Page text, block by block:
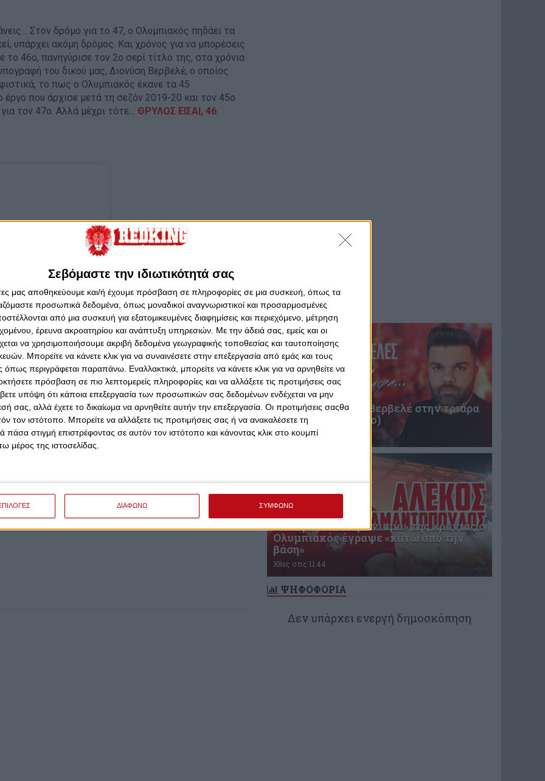
Σεβόμαστε την ιδιωτικότητά σας
μας αποθηκεύουμε και/ή έχουμε πρόσβαση σε πληροφορίες σε μια συσκευή, όπως τα
προσωπικά δεδομένα, όπως μοναδικοί αναγνωριστικοί και προσαρμοσμένες
από μια συσκευή για εξατομικευμένες διαφημίσεις και περιεχόμενο, μέτρηση
έρευνα ακροατηρίου και ανάπτυξη υπηρεσιών. Με την άδειά σας, εμείς και οι
να χρησιμοποιήσουμε ακριβή δεδομένα γεωγραφικής τοποθεσίας και ταυτοποίησης
Μπορείτε να κάνετε κλικ για να συναινέσετε στην επεξεργασία από εμάς και τους
περιγράφεται παραπάνω. Εναλλακτικά, μπορείτε να κάνετε κλικ για να αρνηθείτε να
πρόσβαση σε πιο λεπτομερείς πληροφορίες και να αλλάξετε τις προτιμήσεις σας
υπόψη ότι κάποια επεξεργασία των προσωπικών σας δεδομένων ενδέχεται να μην
σας, αλλά έχετε το δικαίωμα να αρνηθείτε αυτήν την επεξεργασία. Οι προτιμήσεις σαςθα
τον ιστότοπο. Μπορείτε να αλλάξετε τις προτιμήσεις σας ή να ανακαλέσετε τη
στιγμή επιστρέφοντας σε αυτόν τον ιστότοπο και κάνοντας κλικ στο κουμπί
μέρος της ιστοσελίδας.
ΔΙΑΦΩΝΩ ΣΥΜΦΩΝΩ
Στον δρόμο για το 47, ο Ολυμπιακός πηδάει τα
υπάρχει ακόμη δρόμος. Και χρόνος για να μπορέσεις
46ο, πανηγύρισε τον 2ο σερί τίτλο της, στα χρόνια
του δικού μας, Διονύση Βερβελέ, ο οποίος
το πως ο Ολυμπιακός έκανε τα 45
που άρχισε μετά τη σεζόν 2019-20 και τον 45ο
τον 47ο. Αλλά μέχρι τότε… ΘΡΥΛΟΣ ΕΙΣΑΙ, 46
ΕΙΣΑΙ (@thryloseisai.gr)
Επική περιγραφή Βερβελέ στην τριάρα
του Θρύλου! (video)
31 Ιανουαρίου 2025
Στο πρώτο «διαγώνισμα» της χρονιάς ο
Ολυμπιακός έγραψε «κάτω από την
βάση»
Χθες στις 11:44
ΨΗΦΟΦΟΡΙΑ
Δεν υπάρχει ενεργή δημοσκόπηση